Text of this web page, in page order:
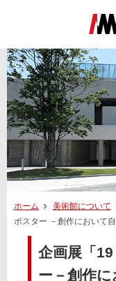
ホーム 美術館について
ポスター －創作において
企画展「
ー－創作